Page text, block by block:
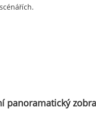
panoramatický